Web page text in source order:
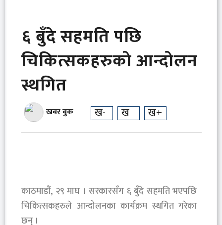
६ बुँदे सहमति पछि
चिकित्सकहरुको आन्दोलन
स्थगित
खबर बुक ख- ख ख+
काठमाडौं, २९ माघ । सरकारसँग ६ बुँदे सहमति भएपछि
चिकित्सकहरुले आन्दोलनका कार्यक्रम स्थगित गरेका
छन् ।